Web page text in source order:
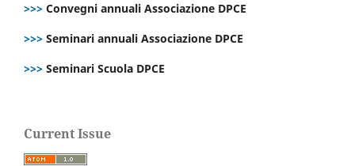
>>> Convegni annuali Associazione DPCE
>>> Seminari annuali Associazione DPCE
>>> Seminari Scuola DPCE
Current Issue